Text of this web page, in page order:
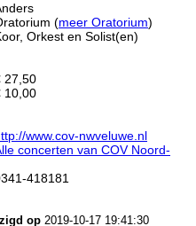
(meer Oratorium)
Orkest en Solist(en)
27,50
10,00
www.cov-nwveluwe.nl
concerten van COV Noord-
418181
op 2019-10-17 19:41:30